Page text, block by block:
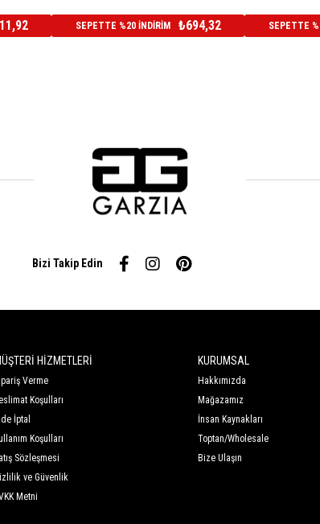
SEPETTE %20 İNDİRİM ₺694,32 SEPETTE
Bizi Takip Edin
HİZMETLERİ
Verme
Koşulları
İptal
Koşulları
Sözleşmesi
ve Güvenlik
Metni
KURUMSAL
Hakkımızda
Mağazamız
İnsan Kaynakları
Toptan/Wholesale
Bize Ulaşın